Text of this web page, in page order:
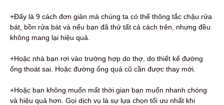
+Đấy là 9 cách đơn giản mà chúng ta có thể thông tắc chậu rửa
bát, bồn rửa bát và nếu bạn đã thử tất cả cách trên, nhưng đều
không mang lại hiệu quả.
+Hoặc nhà bạn rơi vào trường hợp do thợ, do thiết kế đường
ống thoát sai. Hoặc đường ống quá cũ cần được thay mới.
+Hoặc bạn không muốn mất thời gian bạn muốn nhanh chóng
và hiệu quả hơn. Gọi dịch vụ là sự lựa chọn tối ưu nhất khi